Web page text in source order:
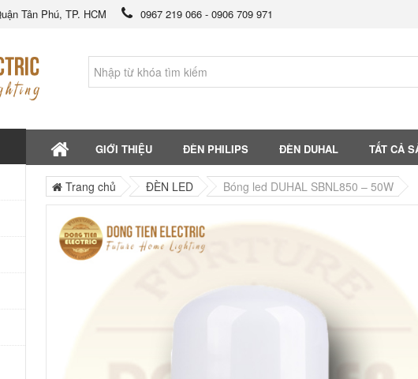
Tân Phú, TP. HCM 0967 219 066 - 0906 709 971
GIỚI THIỆU ĐÈN PHILIPS ĐÈN DUHAL TẤT CẢ
Trang chủ ĐÈN LED Bóng led DUHAL SBNL850 – 50W